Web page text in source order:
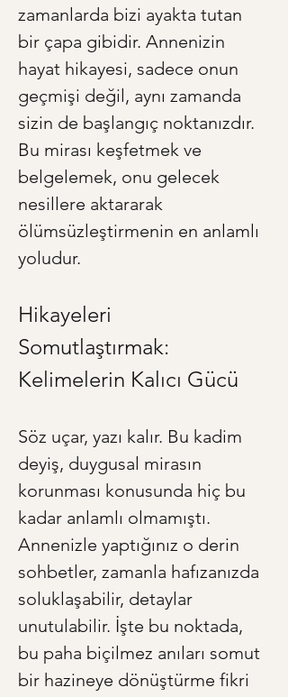
zamanlarda bizi ayakta tutan
bir çapa gibidir. Annenizin
hayat hikayesi, sadece onun
geçmişi değil, aynı zamanda
sizin de başlangıç noktanızdır.
Bu mirası keşfetmek ve
belgelemek, onu gelecek
nesillere aktararak
ölümsüzleştirmenin en anlamlı
yoludur.
Hikayeleri
Somutlaştırmak:
Kelimelerin Kalıcı Gücü
Söz uçar, yazı kalır. Bu kadim
deyiş, duygusal mirasın
korunması konusunda hiç bu
kadar anlamlı olmamıştı.
Annenizle yaptığınız o derin
sohbetler, zamanla hafızanızda
soluklaşabilir, detaylar
unutulabilir. İşte bu noktada,
bu paha biçilmez anıları somut
bir hazineye dönüştürme fikri